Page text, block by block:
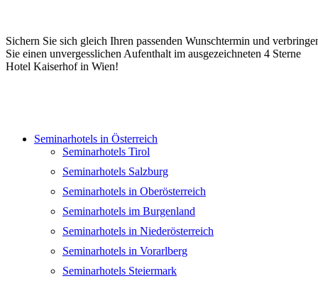
Sichern Sie sich gleich Ihren passenden Wunschtermin und
Sie einen unvergesslichen Aufenthalt im ausgezeichneten 4 Sterne
Hotel Kaiserhof in Wien!
Seminarhotels in Österreich
Seminarhotels Tirol
Seminarhotels Salzburg
Seminarhotels in Oberösterreich
Seminarhotels im Burgenland
Seminarhotels in Niederösterreich
Seminarhotels in Vorarlberg
Seminarhotels Steiermark